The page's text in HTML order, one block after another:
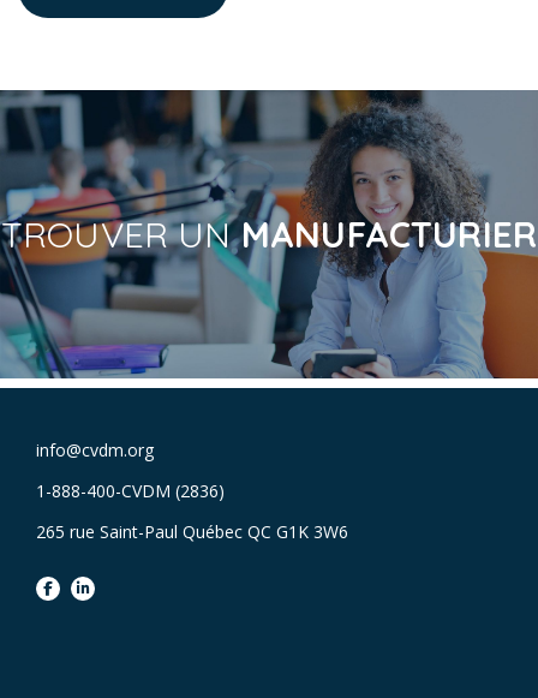
TROUVER UNMANUFACTURIER
info@cvdm.org
1-888-400-CVDM (2836)
265 rue Saint-Paul Québec QC G1K 3W6
facebooklinkedin